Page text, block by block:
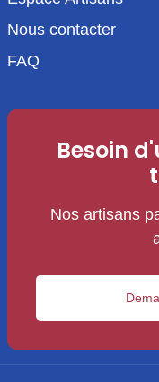
Nous contacter
FAQ
Besoin
Nos artisans